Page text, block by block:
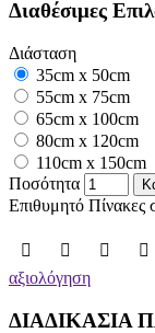
Διαθέσιμες
Διάσταση
35cm x 50cm
55cm x 75cm
65cm x 100cm
80cm x 120cm
110cm x 150cm
Ποσότητα
Επιθυμητό Πίνακες
αξιολόγηση
ΔΙΑΔΙΚΑΣΙΑ